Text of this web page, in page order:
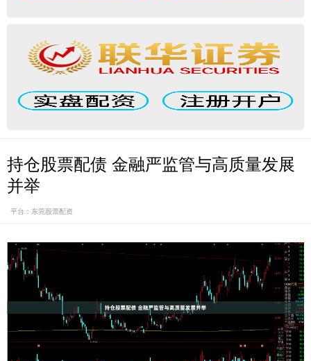
持仓股票配债 金融严监管与高质量发展
并举
平台：东莞股票配资